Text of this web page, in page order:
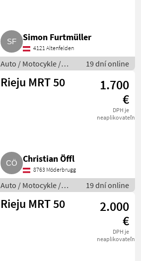
Simon Furtmüller
4121 Altenfelden
Auto / Motocykle /
Motorka
19 dní online
Rieju MRT 50
1.700
€
DPH je
neaplikovateľné
Christian Öffl
8763 Möderbrugg
Auto / Motocykle /
Motorka
19 dní online
Rieju MRT 50
2.000
€
DPH je
neaplikovateľné